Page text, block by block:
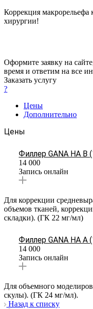
Коррекция макрорельефа
хирургии!
Оформите заявку на
время и ответим на все
Заказать услугу
?
Цены
Дополнительно
Цены
Филлер GANA HA B
14 000
Запись онлайн
Для коррекции
объемов тканей,
складки). (ГК 22 мг/мл)
Филлер GANA HA A
14 000
Запись онлайн
Для объемного
скулы). (ГК 24 мг/мл).
Назад к списку